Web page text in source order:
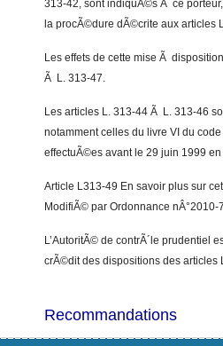
313-42, sont indiquÃ©s Ã ce
la procÃ©dure dÃ©crite aux articles
Les effets de cette mise Ã
Ã L. 313-47.
Les articles L. 313-44 Ã L. 313-46
notamment celles du livre VI du
effectuÃ©es avant le 29 juin 1999
Article L313-49 En savoir plus sur
ModifiÃ© par Ordonnance
L’AutoritÃ© de contrÃ´le prudentiel
crÃ©dit des dispositions des articles
Recommandations